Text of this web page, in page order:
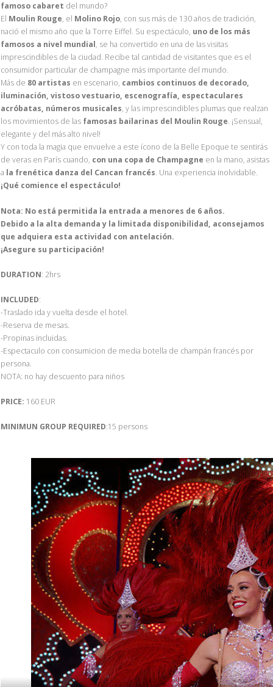
famoso cabaret del mundo?
El Moulin Rouge, el Molino Rojo, con sus más de 130 años de tradición,
nació el mismo año que la Torre Eiffel. Su espectáculo, uno de los más
famosos a nivel mundial, se ha convertido en una de las visitas
imprescindibles de la ciudad. Recibe tal cantidad de visitantes que es el
consumidor particular de champagne más importante del mundo.
Más de 80 artistas en escenario, cambios continuos de decorado,
iluminación, vistoso vestuario, escenografía, espectaculares
acróbatas, números musicales, y las imprescindibles plumas que realzan
los movimientos de las famosas bailarinas del Moulin Rouge. ¡Sensual,
elegante y del más alto nivel!
Y con toda la magia que envuelve a este ícono de la Belle Epoque te sentirás
de veras en París cuando, con una copa de Champagne en la mano, asistas
a la frenética danza del Cancan francés. Una experiencia inolvidable.
¡Qué comience el espectáculo!
Nota: No está permitida la entrada a menores de 6 años.
Debido a la alta demanda y la limitada disponibilidad, aconsejamos
que adquiera esta actividad con antelación.
¡Asegure su participación!
DURATION: 2hrs
INCLUDED:
-Traslado ida y vuelta desde el hotel.
-Reserva de mesas.
-Propinas incluidas.
-Espectaculo con consumicion de media botella de champán francés por
persona.
NOTA: no hay descuento para niños
PRICE: 160 EUR
MINIMUN GROUP REQUIRED:15 persons